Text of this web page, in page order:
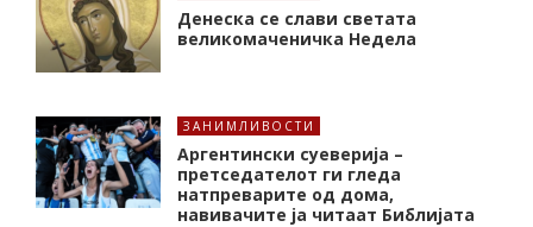
Денеска се слави светата
великомаченичка Недела
ЗАНИМЛИВОСТИ
Аргентински суеверија –
претседателот ги гледа
натпреварите од дома,
навивачите ја читаат Библијата